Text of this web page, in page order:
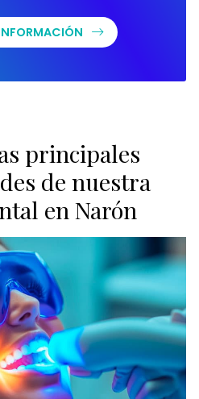
principales
de nuestra
en Narón